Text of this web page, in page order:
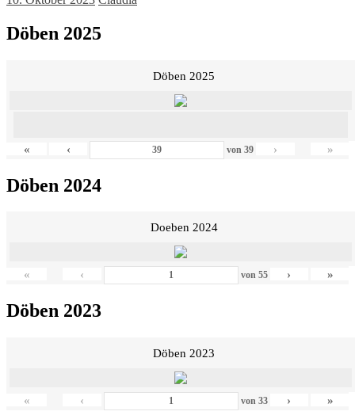
Döben 2025
Döben 2025
« ‹ von39 › »
Döben 2024
Doeben 2024
« ‹ von 55 › »
Döben 2023
Döben 2023
« ‹ von 33 › »